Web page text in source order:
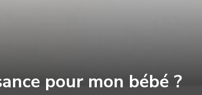
pour mon bébé ?